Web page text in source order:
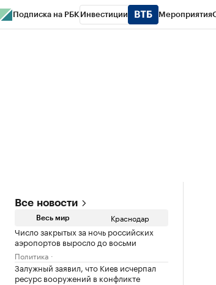
Подписка на РБК Инвестиции Мероприятия
Все новости
Весь мир Краснодар
Число закрытых за ночь российских
аэропортов выросло до восьми
Политика
Залужный заявил, что Киев исчерпал
ресурс вооружений в конфликте